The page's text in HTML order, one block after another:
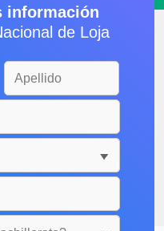
información
de Loja